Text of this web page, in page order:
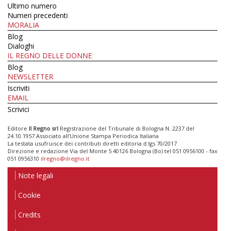
Ultimo numero
Numeri precedenti
MORALIA
Blog
Dialoghi
IL REGNO DELLE DONNE
Blog
NEWSLETTER
Iscriviti
EMAIL
Scrivici
Editore Il Regno srl Registrazione del Tribunale di Bologna N. 2237 del
24.10.1957 Associato all’Unione Stampa Periodica Italiana
La testata usufruisce dei contributi diretti editoria d.lgs 70/2017
Direzione e redazione Via del Monte 5 40126 Bologna (Bo) tel 051 0956100 - fax
051 0956310 ilregno@ilregno.it
Note legali
Cookie
Credits